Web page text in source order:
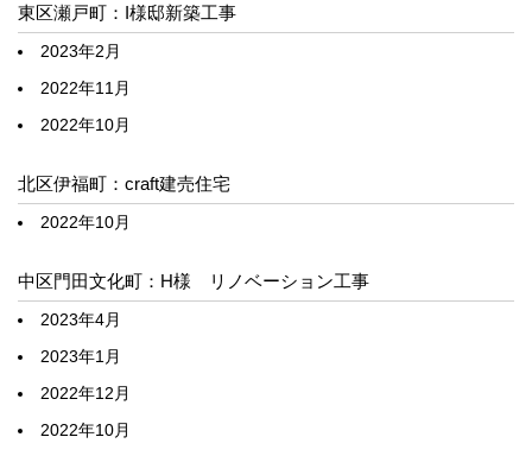
東区瀬戸町：I様邸新築工事
2023年2月
2022年11月
2022年10月
北区伊福町：craft建売住宅
2022年10月
中区門田文化町：H様 リノベーション工事
2023年4月
2023年1月
2022年12月
2022年10月